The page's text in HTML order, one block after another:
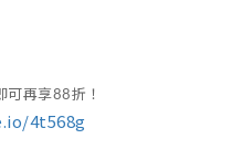
可再享88折！
4t568g